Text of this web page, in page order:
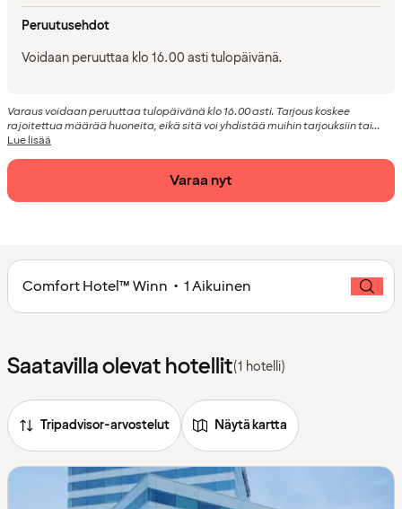
Peruutusehdot
Voidaan peruuttaa klo 16.00 asti tulopäivänä.
Varaus voidaan peruuttaa tulopäivänä klo 16.00 asti. Tarjous koskee
rajoitettua määrää huoneita, eikä sitä voi yhdistää muihin tarjouksiin tai...
Lue lisää
Varaa nyt
Comfort Hotel™ Winn • 1 Aikuinen
Saatavilla olevat hotellit(1 hotelli)
Tripadvisor-arvostelut Näytä kartta